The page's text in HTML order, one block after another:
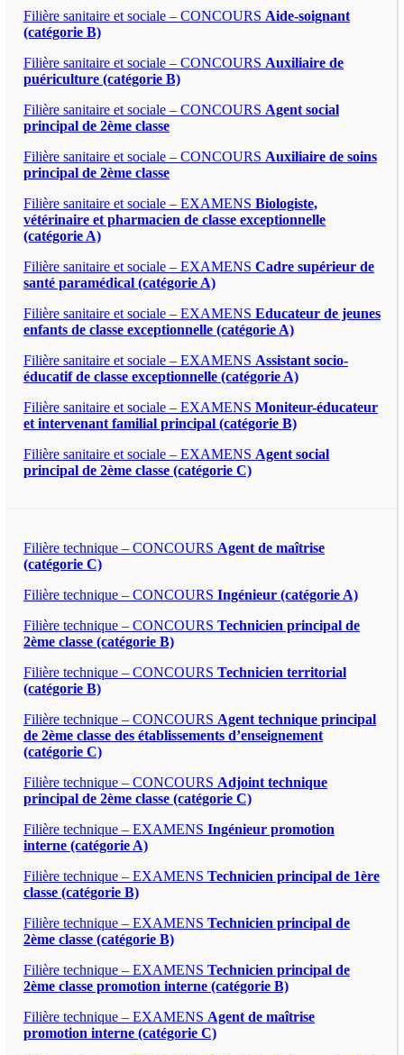
Filière sanitaire et sociale – CONCOURS Aide-soignant
(catégorie B)
Filière sanitaire et sociale – CONCOURS Auxiliaire de
puériculture (catégorie B)
Filière sanitaire et sociale – CONCOURS Agent social
principal de 2ème classe
Filière sanitaire et sociale – CONCOURS Auxiliaire de soins
principal de 2ème classe
Filière sanitaire et sociale – EXAMENS Biologiste,
vétérinaire et pharmacien de classe exceptionnelle
(catégorie A)
Filière sanitaire et sociale – EXAMENS Cadre supérieur de
santé paramédical (catégorie A)
Filière sanitaire et sociale – EXAMENS Educateur de jeunes
enfants de classe exceptionnelle (catégorie A)
Filière sanitaire et sociale – EXAMENS Assistant socio-
éducatif de classe exceptionnelle (catégorie A)
Filière sanitaire et sociale – EXAMENS Moniteur-éducateur
et intervenant familial principal (catégorie B)
Filière sanitaire et sociale – EXAMENS Agent social
principal de 2ème classe (catégorie C)
Filière technique – CONCOURS Agent de maîtrise
(catégorie C)
Filière technique – CONCOURS Ingénieur (catégorie A)
Filière technique – CONCOURS Technicien principal de
2ème classe (catégorie B)
Filière technique – CONCOURS Technicien territorial
(catégorie B)
Filière technique – CONCOURS Agent technique principal
de 2ème classe des établissements d’enseignement
(catégorie C)
Filière technique – CONCOURS Adjoint technique
principal de 2ème classe (catégorie C)
Filière technique – EXAMENS Ingénieur promotion
interne (catégorie A)
Filière technique – EXAMENS Technicien principal de 1ère
classe (catégorie B)
Filière technique – EXAMENS Technicien principal de
2ème classe (catégorie B)
Filière technique – EXAMENS Technicien principal de
2ème classe promotion interne (catégorie B)
Filière technique – EXAMENS Agent de maîtrise
promotion interne (catégorie C)